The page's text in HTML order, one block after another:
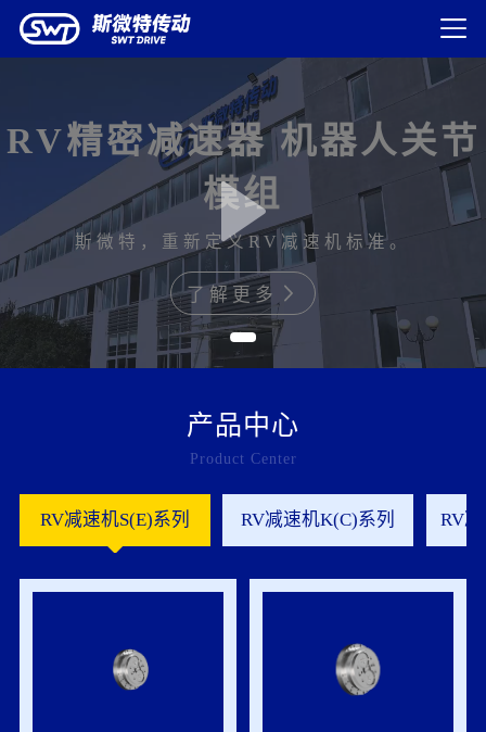
RV精密减速器 机器人关节
模组
斯微特，重新定义RV减速机标准。
了解更多
产品中心
Product Center
RV减速机S(E)系列 RV减速机K(C)系列 RV